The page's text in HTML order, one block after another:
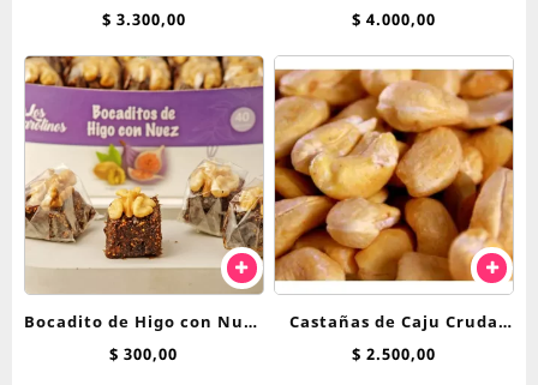
gr
$ 3.300,00
100 grs
$ 4.000,00
Bocadito de Higo con Nuez
Aldeva
$ 300,00
Castañas de Caju Cruda
Entera 100 grs
$ 2.500,00